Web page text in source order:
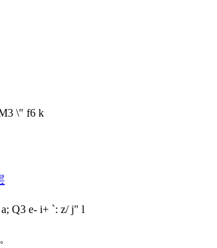
\" f6 k
Q3 e- i+ `: z/ j" l